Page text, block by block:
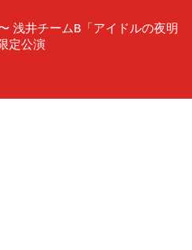
浅井チームB「アイドルの夜明
定公演